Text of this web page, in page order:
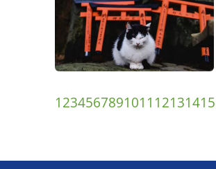
1234567891011 12131415